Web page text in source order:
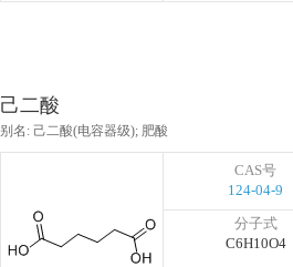
己二酸
别名: 己二酸(电容器级); 肥酸
CAS号
124-04-9
分子式
C6H10O4